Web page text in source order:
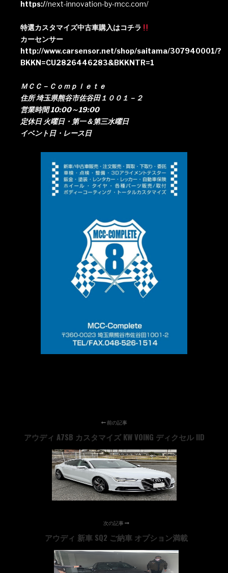
https://next-innovation-by-mcc.com/
特選カスタマイズ中古車購入はコチラ
カーセンサー
http://www.carsensor.net/shop/saitama/307940001/?
BKKN=CU2826446283&BKKNTR=1
ＭＣＣ－Ｃｏｍｐｌｅｔｅ
住所 埼玉県熊谷市佐谷田１００１－２
営業時間 10:00～19:00
定休日 火曜日・第一＆第三水曜日
イベント日・レース日
前の記事
アウディ A7SB カスタマイズ KW VOING ディクセル IID
次の記事
アウディ 新車 SQ2 ご納車 オプション満載